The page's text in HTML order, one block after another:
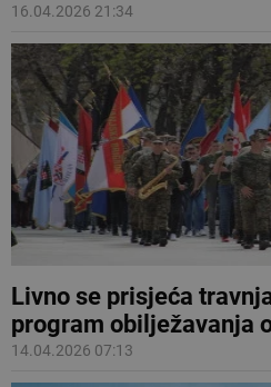
16.04.2026 21:34
Livno se prisjeća
program obilježavanja
14.04.2026 07:13